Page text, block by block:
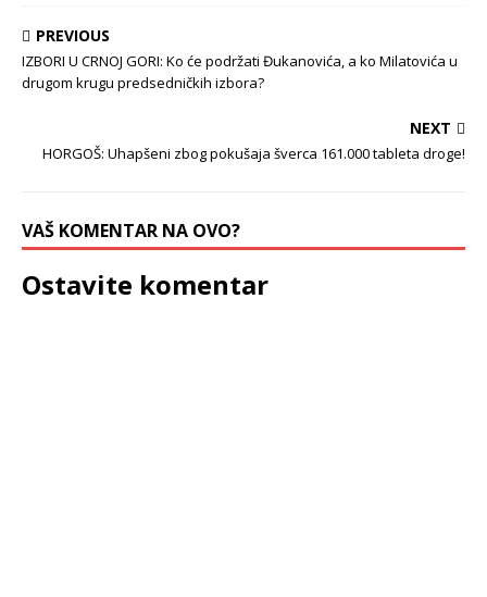
PREVIOUS
IZBORI U CRNOJ GORI: Ko će podržati Đukanovića, a ko Milatovića u
drugom krugu predsedničkih izbora?
NEXT
HORGOŠ: Uhapšeni zbog pokušaja šverca 161.000 tableta droge!
VAŠ KOMENTAR NA OVO?
Ostavite komentar